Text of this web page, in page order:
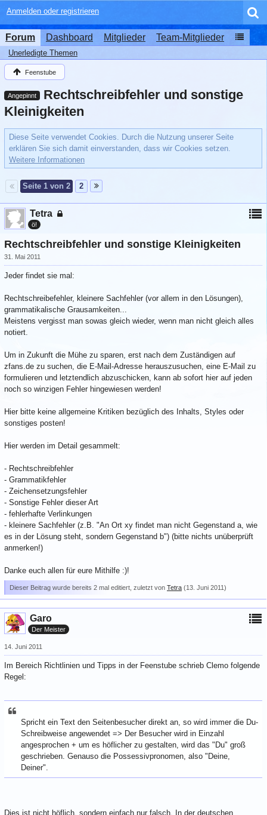
Anmelden oder registrieren
Forum Dashboard Mitglieder Team-Mitglieder
Unerledigte Themen
Feenstube
Angepinnt
Rechtschreibfehler und sonstige
Kleinigkeiten
Diese Seite verwendet Cookies. Durch die Nutzung unserer Seite
erklären Sie sich damit einverstanden, dass wir Cookies setzen.
Weitere Informationen
Seite 1 von 2 2
Tetra
ö!
Rechtschreibfehler und sonstige Kleinigkeiten
31. Mai 2011
Jeder findet sie mal:
Rechtschreibefehler, kleinere Sachfehler (vor allem in den Lösungen),
grammatikalische Grausamkeiten...
Meistens vergisst man sowas gleich wieder, wenn man nicht gleich alles
notiert.
Um in Zukunft die Mühe zu sparen, erst nach dem Zuständigen auf
zfans.de zu suchen, die E-Mail-Adresse herauszusuchen, eine E-Mail zu
formulieren und letztendlich abzuschicken, kann ab sofort hier auf jeden
noch so winzigen Fehler hingewiesen werden!
Hier bitte keine allgemeine Kritiken bezüglich des Inhalts, Styles oder
sonstiges posten!
Hier werden im Detail gesammelt:
- Rechtschreibfehler
- Grammatikfehler
- Zeichensetzungsfehler
- Sonstige Fehler dieser Art
- fehlerhafte Verlinkungen
- kleinere Sachfehler (z.B. "An Ort xy findet man nicht Gegenstand a, wie
es in der Lösung steht, sondern Gegenstand b") (bitte nichts unüberprüft
anmerken!)
Danke euch allen für eure Mithilfe :)!
Dieser Beitrag wurde bereits 2 mal editiert, zuletzt von Tetra (13. Juni 2011)
Garo
Der Meister
14. Juni 2011
Im Bereich Richtlinien und Tipps in der Feenstube schrieb Clemo folgende
Regel:
Spricht ein Text den Seitenbesucher direkt an, so wird immer die Du-
Schreibweise angewendet => Der Besucher wird in Einzahl
angesprochen + um es höflicher zu gestalten, wird das "Du" groß
geschrieben. Genauso die Possessivpronomen, also "Deine,
Deiner".
Dies ist nicht höflich, sondern einfach nur falsch. In der deutschen